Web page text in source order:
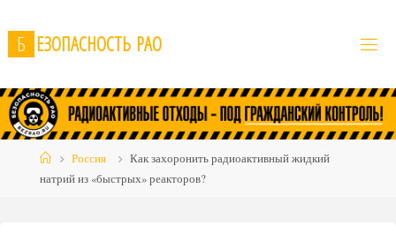
to
content
Б ЕЗОПАСНОСТЬ РАО
HomeРоссия
Как захоронить радиоактивный жидкий
натрий из «быстрых» реакторов?